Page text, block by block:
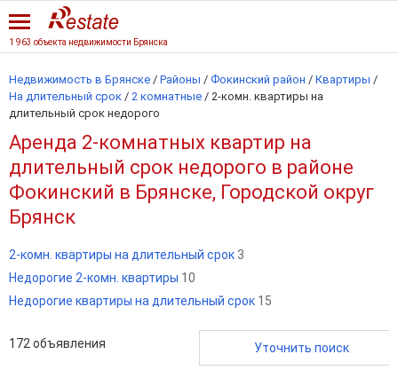
1 963 объекта недвижимости Брянска
Недвижимость в Брянске / Районы / Фокинский район / Квартиры /
На длительный срок / 2 комнатные / 2-комн. квартиры на
длительный срок недорого
Аренда 2-комнатных квартир на
длительный срок недорого в районе
Фокинский в Брянске, Городской округ
Брянск
2-комн. квартиры на длительный срок 3
Недорогие 2-комн. квартиры 10
Недорогие квартиры на длительный срок 15
172 объявления Уточнить поиск